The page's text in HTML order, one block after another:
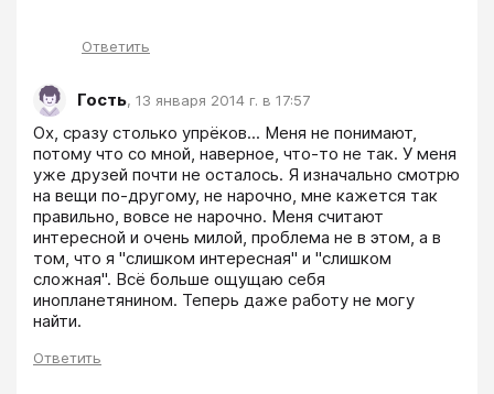
Ответить
Гость, 13 января 2014 г. в 17:57
Ох, сразу столько упрёков... Меня не понимают,
потому что со мной, наверное, что-то не так. У меня
уже друзей почти не осталось. Я изначально смотрю
на вещи по-другому, не нарочно, мне кажется так
правильно, вовсе не нарочно. Меня считают
интересной и очень милой, проблема не в этом, а в
том, что я "слишком интересная" и "слишком
сложная". Всё больше ощущаю себя
инопланетянином. Теперь даже работу не могу
найти.
Ответить